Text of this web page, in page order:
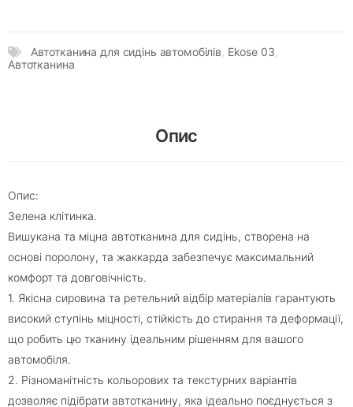
Автотканина для сидінь автомобілів Ekose 03
Автотканина
Опис
Опис:
Зелена клітинка.
Вишукана та міцна автотканина для сидінь, створена на
основі поролону, та жаккарда забезпечує максимальний
комфорт та довговічність.
1. Якісна сировина та ретельний відбір матеріалів гарантують
високий ступінь міцності, стійкість до стирання та деформації,
що робить цю тканину ідеальним рішенням для вашого
автомобіля.
2. Різноманітність кольорових та текстурних варіантів
дозволяє підібрати автотканину, яка ідеально поєднується з